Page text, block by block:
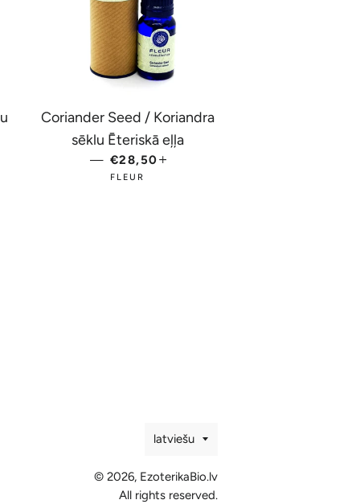
Coriander Seed / Koriandra
sēklu Ēteriskā eļļa
— PARASTĀ CENA
€28,50
FLEUR
Valoda
latviešu
© 2026, EzoterikaBio.lv
All rights reserved.